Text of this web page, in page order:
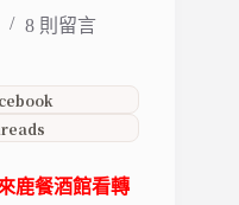
8 則留言
鹿餐酒館看轉